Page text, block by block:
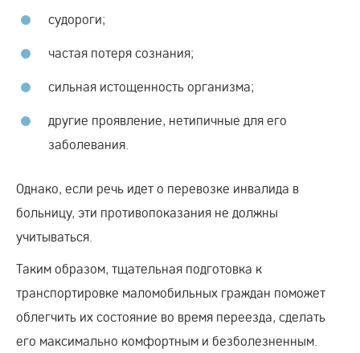
судороги;
частая потеря сознания;
сильная истощенность организма;
другие проявление, нетипичные для его
заболевания.
Однако, если речь идет о перевозке инвалида в
больницу, эти противопоказания не должны
учитываться.
Таким образом, тщательная подготовка к
транспортировке маломобильных граждан поможет
облегчить их состояние во время переезда, сделать
его максимально комфортным и безболезненным.